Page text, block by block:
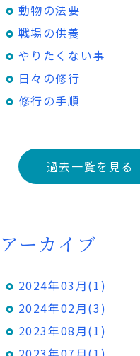
動物の法要
戦場の供養
やりたくない事
日々の修行
修行の手順
過去一覧を見る
アーカイブ
2024年03月(1)
2024年02月(3)
2023年08月(1)